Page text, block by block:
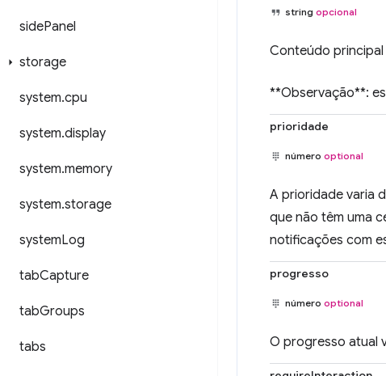
sidePanel
storage
system.cpu
system.display
system.memory
system.storage
systemLog
tabCapture
tabGroups
tabs
string opcional
Conteúdo
**Observação**:
prioridade
número optional
A prioridade varia
que não têm uma
notificações com
progresso
número optional
O progresso atual